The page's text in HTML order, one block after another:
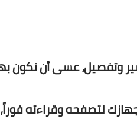
وتفصيل، عسى أن نكون
جهازك لتصفحه وقراءته